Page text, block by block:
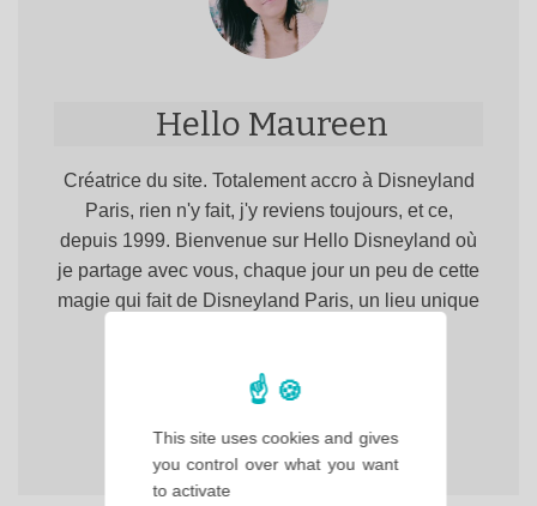
Hello Maureen
Créatrice du site. Totalement accro à Disneyland
Paris, rien n'y fait, j'y reviens toujours, et ce,
depuis 1999. Bienvenue sur Hello Disneyland où
je partage avec vous, chaque jour un peu de cette
magie qui fait de Disneyland Paris, un lieu unique
This site uses cookies and gives
you control over what you want
to activate